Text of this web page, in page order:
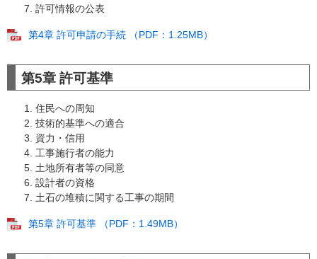
許可情報の公表​
第4章 許可申請の手続 （PDF：1.25MB）
第5章 許可基準
住民への周知
技術的基準への適合
資力・信用
工事施行者の能力
土地所有者等の同意
設計者の資格
土石の堆積に関する工事の期間
第5章 許可基準 （PDF：1.49MB）